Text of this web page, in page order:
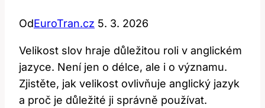
OdEuroTran.cz 5. 3. 2026
Velikost slov hraje důležitou roli v anglickém
jazyce. Není jen o délce, ale i o významu.
Zjistěte, jak velikost ovlivňuje anglický jazyk
a proč je důležité ji správně používat.